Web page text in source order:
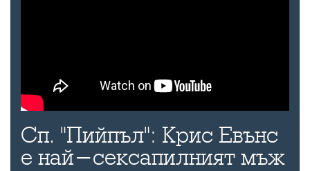
Сп. "Пийпъл": Крис Евънс
е най-сексапилният мъж